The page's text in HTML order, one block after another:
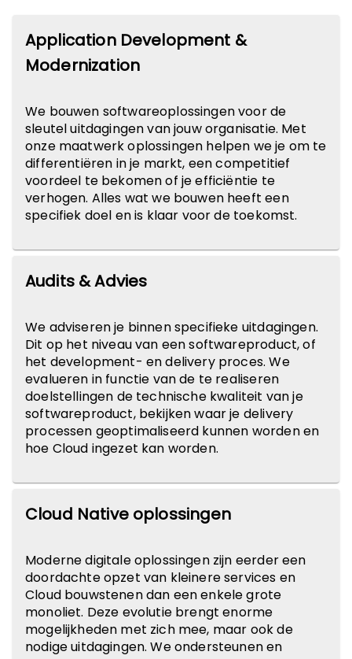
Application Development &
Modernization
We bouwen softwareoplossingen voor de
sleutel uitdagingen van jouw organisatie. Met
onze maatwerk oplossingen helpen we je om te
differentiëren in je markt, een competitief
voordeel te bekomen of je efficiëntie te
verhogen. Alles wat we bouwen heeft een
specifiek doel en is klaar voor de toekomst.
Audits & Advies
We adviseren je binnen specifieke uitdagingen.
Dit op het niveau van een softwareproduct, of
het development- en delivery proces. We
evalueren in functie van de te realiseren
doelstellingen de technische kwaliteit van je
softwareproduct, bekijken waar je delivery
processen geoptimaliseerd kunnen worden en
hoe Cloud ingezet kan worden.
Cloud Native oplossingen
Moderne digitale oplossingen zijn eerder een
doordachte opzet van kleinere services en
Cloud bouwstenen dan een enkele grote
monoliet. Deze evolutie brengt enorme
mogelijkheden met zich mee, maar ook de
nodige uitdagingen. We ondersteunen en